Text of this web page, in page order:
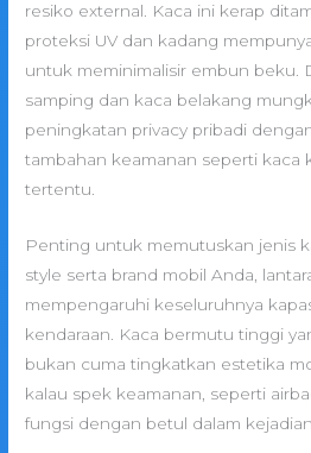
resiko external. Kaca ini kerap
proteksi UV dan kadang
untuk meminimalisir embun beku.
samping dan kaca belakang
peningkatan privacy pribadi
tambahan keamanan seperti kaca
tertentu.
Penting untuk memutuskan jenis
style serta brand mobil Anda,
mempengaruhi keseluruhnya
kendaraan. Kaca bermutu tinggi
bukan cuma tingkatkan estetika
kalau spek keamanan, seperti
fungsi dengan betul dalam